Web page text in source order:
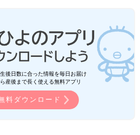
後日数に合った情報を毎日お届け
産後まで長く使える無料アプリ
料ダウンロード